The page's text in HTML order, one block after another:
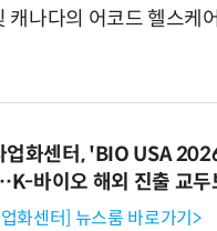
나다의 어코드 헬스케
업화센터, 'BIO USA
바이오 해외 진출 교두
화센터] 뉴스룸 바로가기>